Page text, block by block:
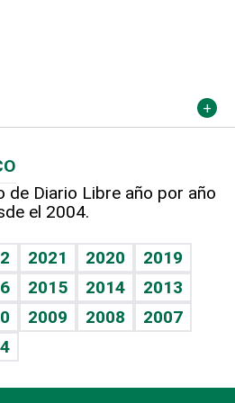
de Diario Libre año por año
el 2004.
2021 2020
2019
2015 2014
2013
2009 2008
2007